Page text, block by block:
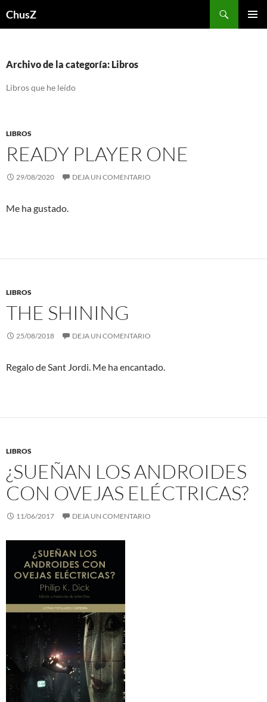
ChusZ
Archivo de la categoría: Libros
Libros que he leído
LIBROS
READY PLAYER ONE
29/08/2020 DEJA UN COMENTARIO
Me ha gustado.
LIBROS
THE SHINING
25/08/2018 DEJA UN COMENTARIO
Regalo de Sant Jordi. Me ha encantado.
LIBROS
¿SUEÑAN LOS ANDROIDES
CON OVEJAS ELÉCTRICAS?
11/06/2017 DEJA UN COMENTARIO